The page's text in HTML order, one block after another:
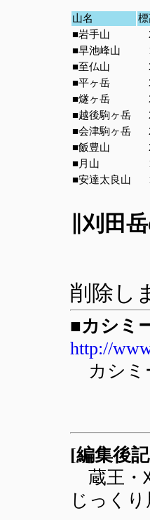
山名
■岩手山
■早池峰山
■至仏山
■平ヶ岳
■燧ヶ岳
■越後駒ヶ岳
■会津駒ヶ岳
■飯豊山
■月山
■安達太良山
∥刈田
削除し
■カシミ
http://
カシミ
[編集後
蔵王・
じっく